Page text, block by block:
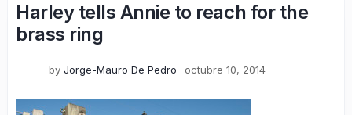
Harley tells Annie to reach for the
brass ring
by Jorge-Mauro De Pedro octubre 10, 2014